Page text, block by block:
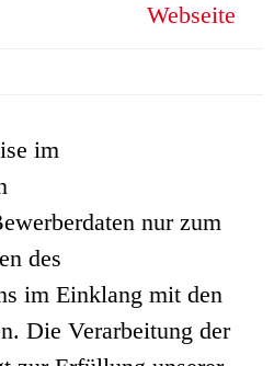
Webseite
im
nur zum
des
im Einklang mit den
Die Verarbeitung der